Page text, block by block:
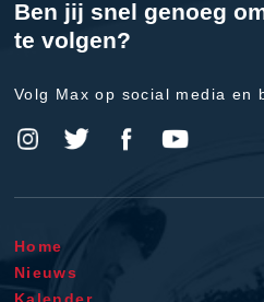
Ben jij snel genoeg
te volgen?
Volg Max op social media en
Home
Nieuws
Kalender